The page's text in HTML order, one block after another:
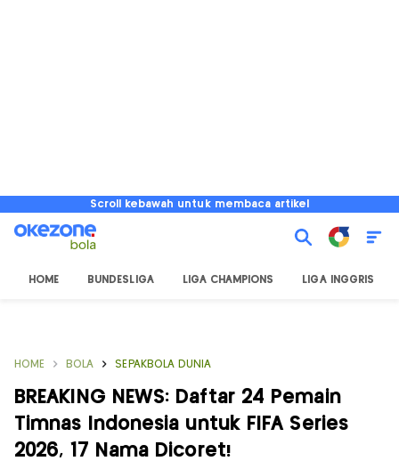
Scroll kebawah untuk membaca artikel
HOME BUNDESLIGA LIGA CHAMPIONS LIGA INGGRIS
HOME BOLA SEPAKBOLA DUNIA
BREAKING NEWS: Daftar 24 Pemain
Timnas Indonesia untuk FIFA Series
2026, 17 Nama Dicoret!